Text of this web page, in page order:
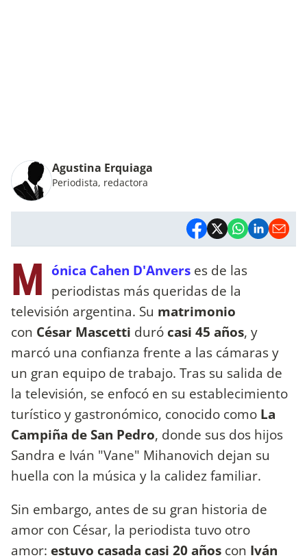
Agustina Erquiaga
Periodista, redactora
M ónica Cahen D'Anvers es de las
periodistas más queridas de la
televisión argentina. Su matrimonio
con César Mascetti duró casi 45 años, y
marcó una confianza frente a las cámaras y
un gran equipo de trabajo. Tras su salida de
la televisión, se enfocó en su establecimiento
turístico y gastronómico, conocido como La
Campiña de San Pedro, donde sus dos hijos
Sandra e Iván "Vane" Mihanovich dejan su
huella con la música y la calidez familiar.
Sin embargo, antes de su gran historia de
amor con César, la periodista tuvo otro
amor: estuvo casada casi 20 años con Iván